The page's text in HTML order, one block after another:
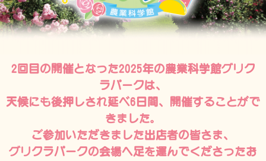
2回目の開催となった2025年の農業科学館グリク
ラパークは、
天候にも後押しされ延べ6日間、開催することがで
きました。
ご参加いただきました出店者の皆さま、
グリクラパークの会場へ足を運んでくださったお